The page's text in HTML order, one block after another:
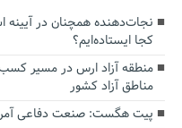
کجا ایستاده‌ایم؟
منطقه آزاد ارس در مسیر
مناطق آزاد کشور
پیت هگست: صنعت دفاعی